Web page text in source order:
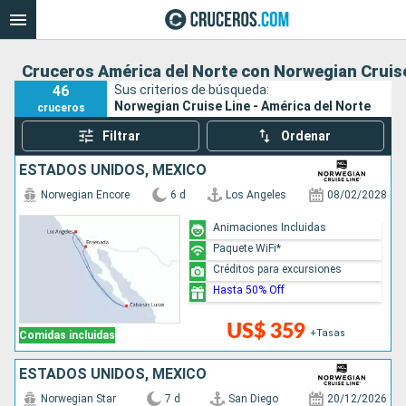
Cruceros América del Norte con Norwegian
46
cruceros
Sus criterios de búsqueda:
Norwegian Cruise Line - América del Norte
Filtrar Ordenar
ESTADOS UNIDOS, MÉXICO
Comidas incluidas
Norwegian Encore 6 d Los Angeles 08/02/2028
US$ 359 +Tasas
Animaciones Incluidas
Paquete WiFi*
Créditos para excursiones
Hasta 50% Off
ESTADOS UNIDOS, MÉXICO
Norwegian Star 7 d San Diego 20/12/2026